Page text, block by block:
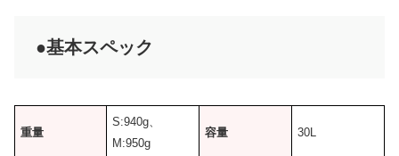
●基本スペック
重量
S:940g、
M:950g
容量 30L